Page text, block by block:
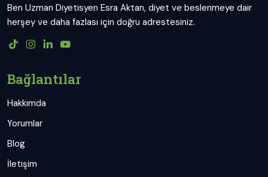
Ben Uzman Diyetisyen Esra Aktan, diyet ve beslenmeye dair
herşey ve daha fazlası için doğru adrestesiniz.
Bağlantılar
Hakkımda
Yorumlar
Blog
İletişim